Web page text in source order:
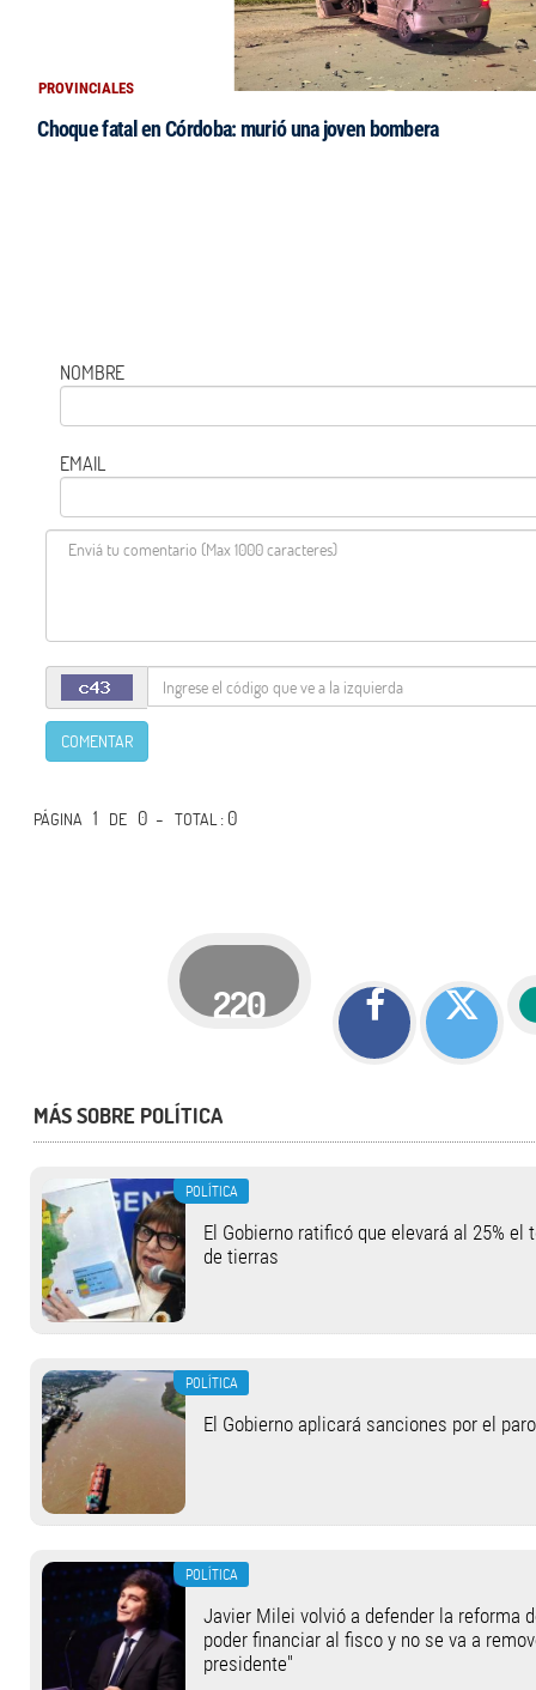
PROVINCIALES
Choque fatal en Córdoba: murió una joven bombera
NOMBRE
EMAIL
COMENTAR
PÁGINA 1 DE 0 -TOTAL: 0
220
MÁS SOBRE POLÍTICA
POLÍTICA
El Gobierno ratificó que elevará al 25%
de tierras
POLÍTICA
El Gobierno aplicará sanciones por el
POLÍTICA
Javier Milei volvió a defender la reforma
poder financiar al fisco y no se va a
presidente"